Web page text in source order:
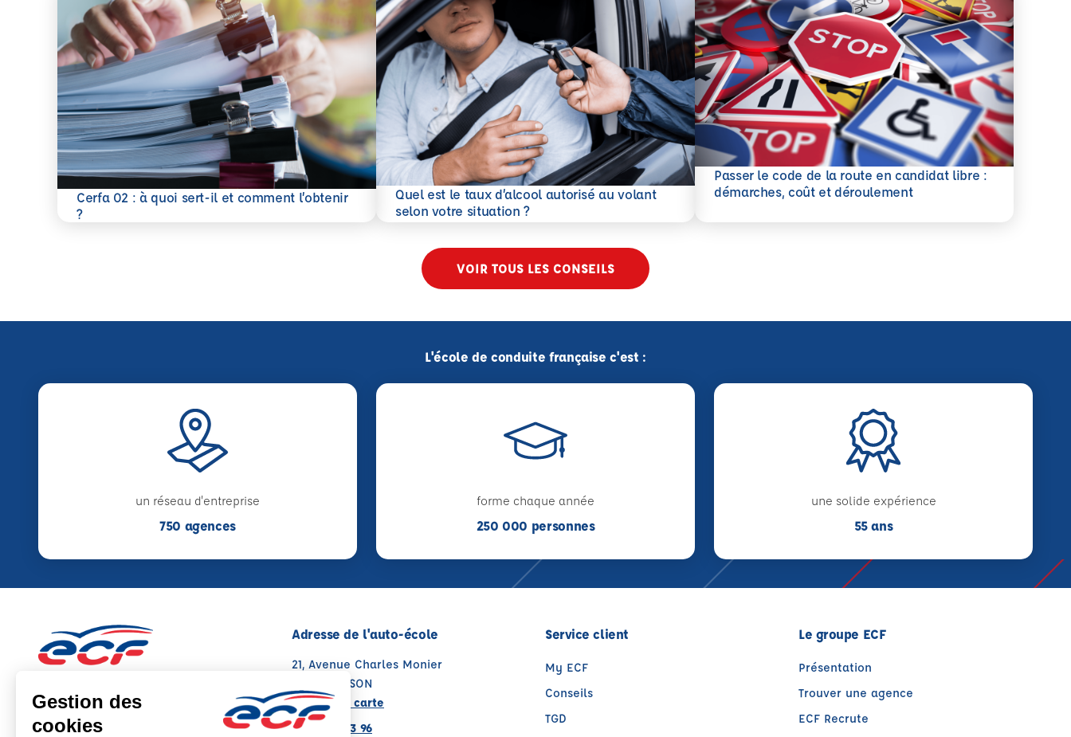
Cerfa 02 : à quoi sert-il et comment l’obtenir
?
En savoir plus
Quel est le taux d’alcool autorisé au volant
selon votre situation ?
En savoir plus
Passer le code de la route en candidat libre :
démarches, coût et déroulement
En savoir plus
VOIR TOUS LES CONSEILS
L'école de conduite française c'est :
un réseau d'entreprise
750 agences
forme chaque année
250 000 personnes
une solide expérience
55 ans
Note : 4.4/5
Moyenne calculée sur 60 avis
Adresse de l'auto-école
21, Avenue Charles Monier
77240 CESSON
Voir sur la carte
01 64 37 03 96
Service client
My ECF
Conseils
TGD
Le groupe ECF
Présentation
Trouver une agence
ECF Recrute